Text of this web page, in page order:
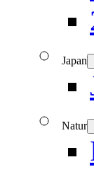
Japan
Natur